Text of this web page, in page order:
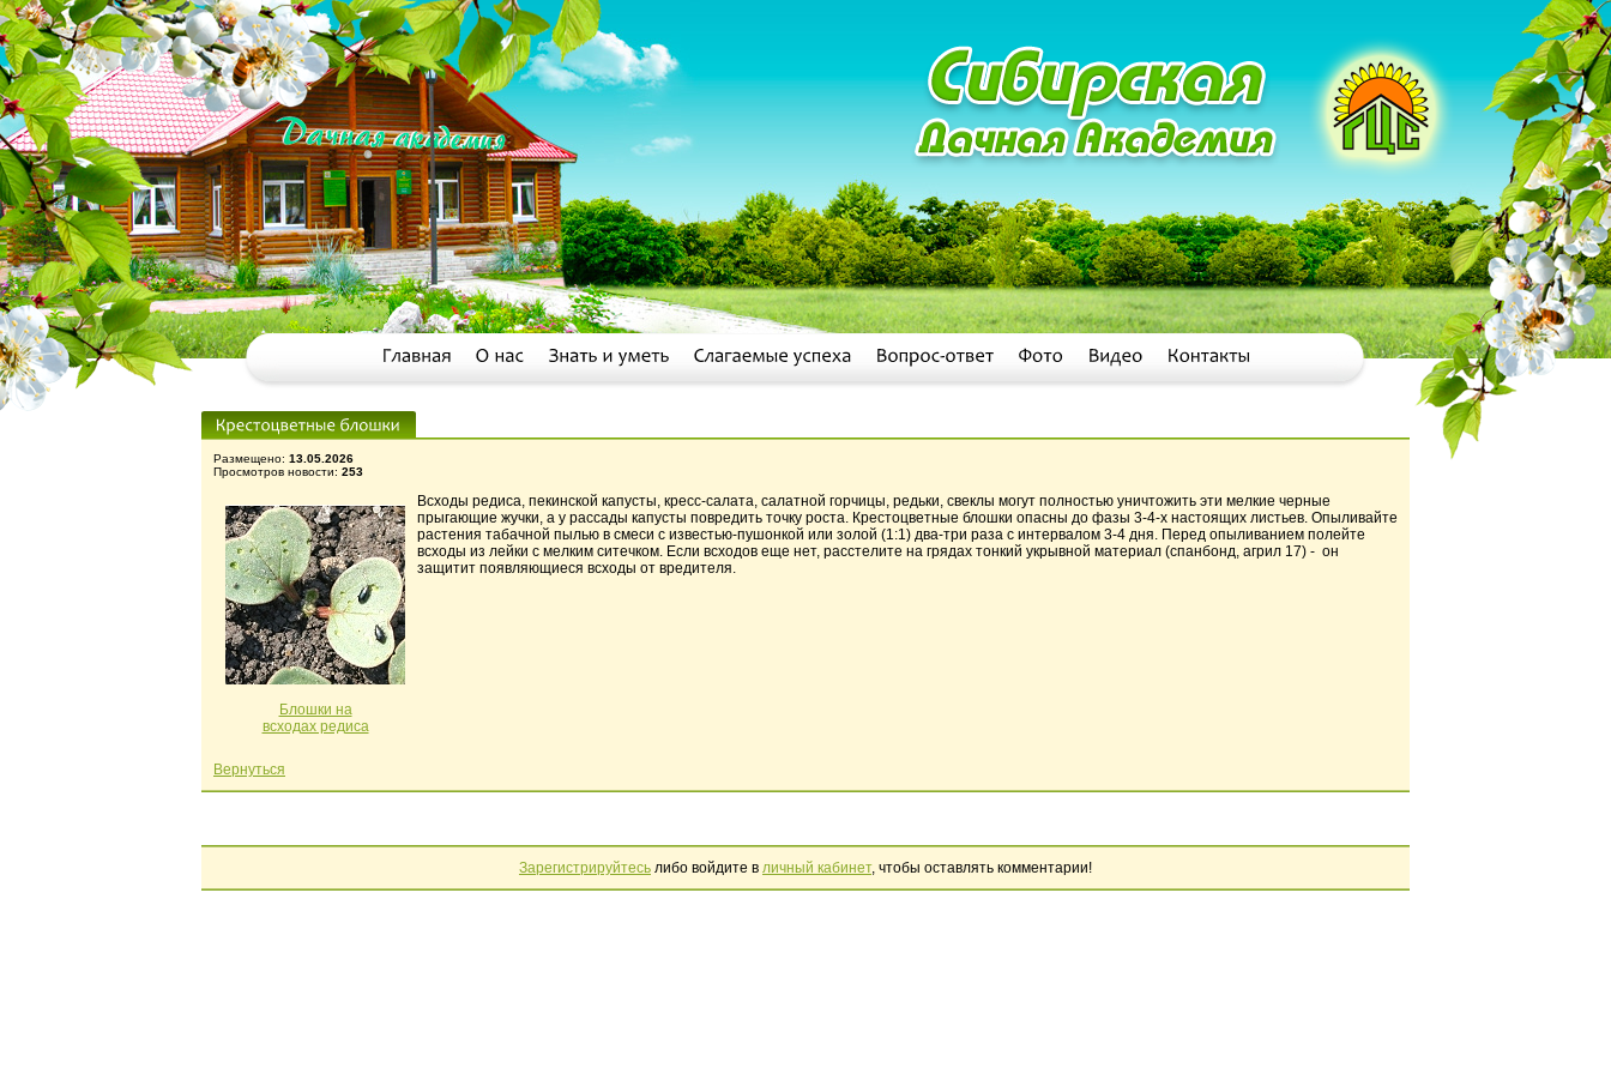
Размещено: 13.05.2026
Просмотров новости: 253
Блошки на
всходах редиса
Всходы редиса, пекинской капусты, кресс-салата, салатной горчицы, редьки, свеклы могут полностью уничтожить эти мелкие черные
прыгающие жучки, а у рассады капусты повредить точку роста. Крестоцветные блошки опасны до фазы 3-4-х настоящих листьев. Опыливайте
растения табачной пылью в смеси с известью-пушонкой или золой (1:1) два-три раза с интервалом 3-4 дня. Перед опыливанием полейте
всходы из лейки с мелким ситечком. Если всходов еще нет, расстелите на грядах тонкий укрывной материал (спанбонд, агрил 17) - он
защитит появляющиеся всходы от вредителя.
Вернуться
Зарегистрируйтесь либо войдите в личный кабинет, чтобы оставлять комментарии!